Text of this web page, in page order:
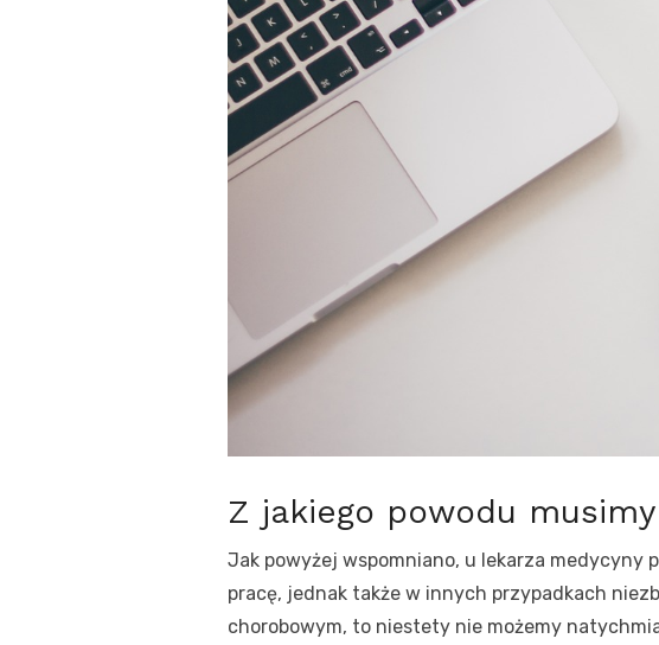
Z jakiego powodu
Jak powyżej wspomniano, u lekarza medycyny
pracę, jednak także w innych przypadkach
chorobowym, to niestety nie możemy